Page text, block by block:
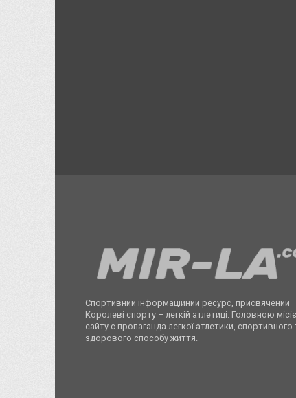
Спортивний інформаційний ресурс, присвячений
Королеві спорту – легкій атлетиці. Головною
сайту є пропаганда легкої атлетики, спортивного
здорового способу життя.